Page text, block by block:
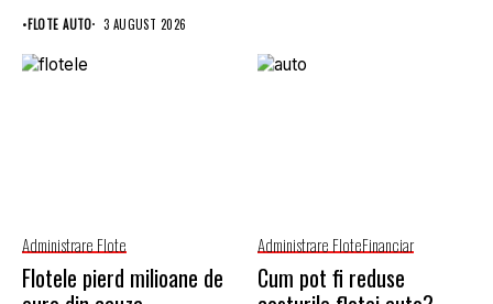
asigurările auto...
•FLOTE AUTO 3 AUGUST 2026
Administrare Flote
Flotele pierd milioane de
Administrare FloteFinanciar
Cum pot fi reduse